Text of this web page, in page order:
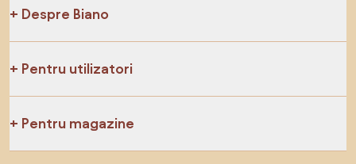
Despre Biano
Pentru utilizatori
Pentru magazine